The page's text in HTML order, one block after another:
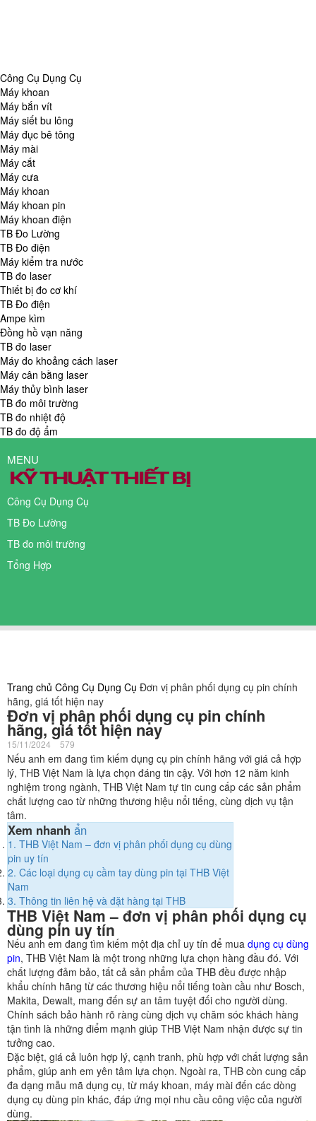
Công Cụ Dụng Cụ
Máy khoan
Máy bắn vít
Máy siết bu lông
Máy đục bê tông
Máy mài
Máy cắt
Máy cưa
Máy khoan
Máy khoan pin
Máy khoan điện
TB Đo Lường
TB Đo điện
Máy kiểm tra nước
TB đo laser
Thiết bị đo cơ khí
TB Đo điện
Ampe kìm
Đồng hồ vạn năng
TB đo laser
Máy đo khoảng cách laser
Máy cân bằng laser
Máy thủy bình laser
TB đo môi trường
TB đo nhiệt độ
TB đo độ ẩm
MENU
Công Cụ Dụng Cụ
TB Đo Lường
TB đo môi trường
Tổng Hợp
Trang chủ Công Cụ Dụng Cụ Đơn vị phân phối dụng cụ pin chính
hãng, giá tốt hiện nay
Đơn vị phân phối dụng cụ pin chính
hãng, giá tốt hiện nay
15/11/2024 579
Nếu anh em đang tìm kiếm dụng cụ pin chính hãng với giá cả hợp
lý, THB Việt Nam là lựa chọn đáng tin cậy. Với hơn 12 năm kinh
nghiệm trong ngành, THB Việt Nam tự tin cung cấp các sản phẩm
chất lượng cao từ những thương hiệu nổi tiếng, cùng dịch vụ tận
tâm.
Xem nhanh ẩn
1. THB Việt Nam – đơn vị phân phối dụng cụ dùng
pin uy tín
2. Các loại dụng cụ cầm tay dùng pin tại THB Việt
Nam
3. Thông tin liên hệ và đặt hàng tại THB
THB Việt Nam – đơn vị phân phối dụng cụ
dùng pin uy tín
Nếu anh em đang tìm kiếm một địa chỉ uy tín để mua dụng cụ dùng
pin, THB Việt Nam là một trong những lựa chọn hàng đầu đó. Với
chất lượng đảm bảo, tất cả sản phẩm của THB đều được nhập
khẩu chính hãng từ các thương hiệu nổi tiếng toàn cầu như Bosch,
Makita, Dewalt, mang đến sự an tâm tuyệt đối cho người dùng.
Chính sách bảo hành rõ ràng cùng dịch vụ chăm sóc khách hàng
tận tình là những điểm mạnh giúp THB Việt Nam nhận được sự tin
tưởng cao.
Đặc biệt, giá cả luôn hợp lý, cạnh tranh, phù hợp với chất lượng sản
phẩm, giúp anh em yên tâm lựa chọn. Ngoài ra, THB còn cung cấp
đa dạng mẫu mã dụng cụ, từ máy khoan, máy mài đến các dòng
dụng cụ dùng pin khác, đáp ứng mọi nhu cầu công việc của người
dùng.